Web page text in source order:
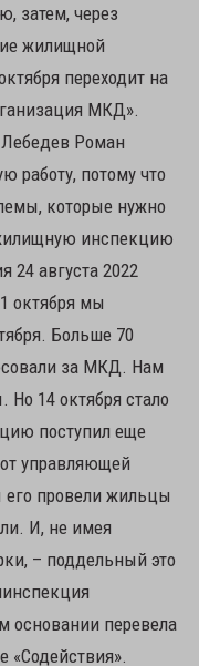
затем, через
жилищной
переходит на
МКД».
Лебедев Роман
работу, потому что
которые нужно
инспекцию
24 августа 2022
октября мы
Больше 70
за МКД. Нам
14 октября стало
поступил еще
управляющей
его провели жильцы
И, не имея
– поддельный это
основании перевела
«Содействия».